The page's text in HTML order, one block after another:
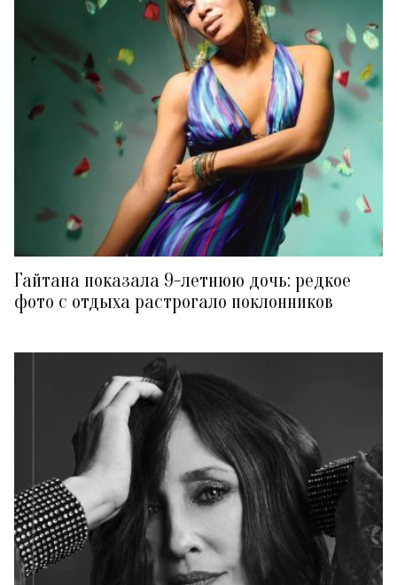
Гайтана показала 9-летнюю дочь: редкое
фото с отдыха растрогало поклонников